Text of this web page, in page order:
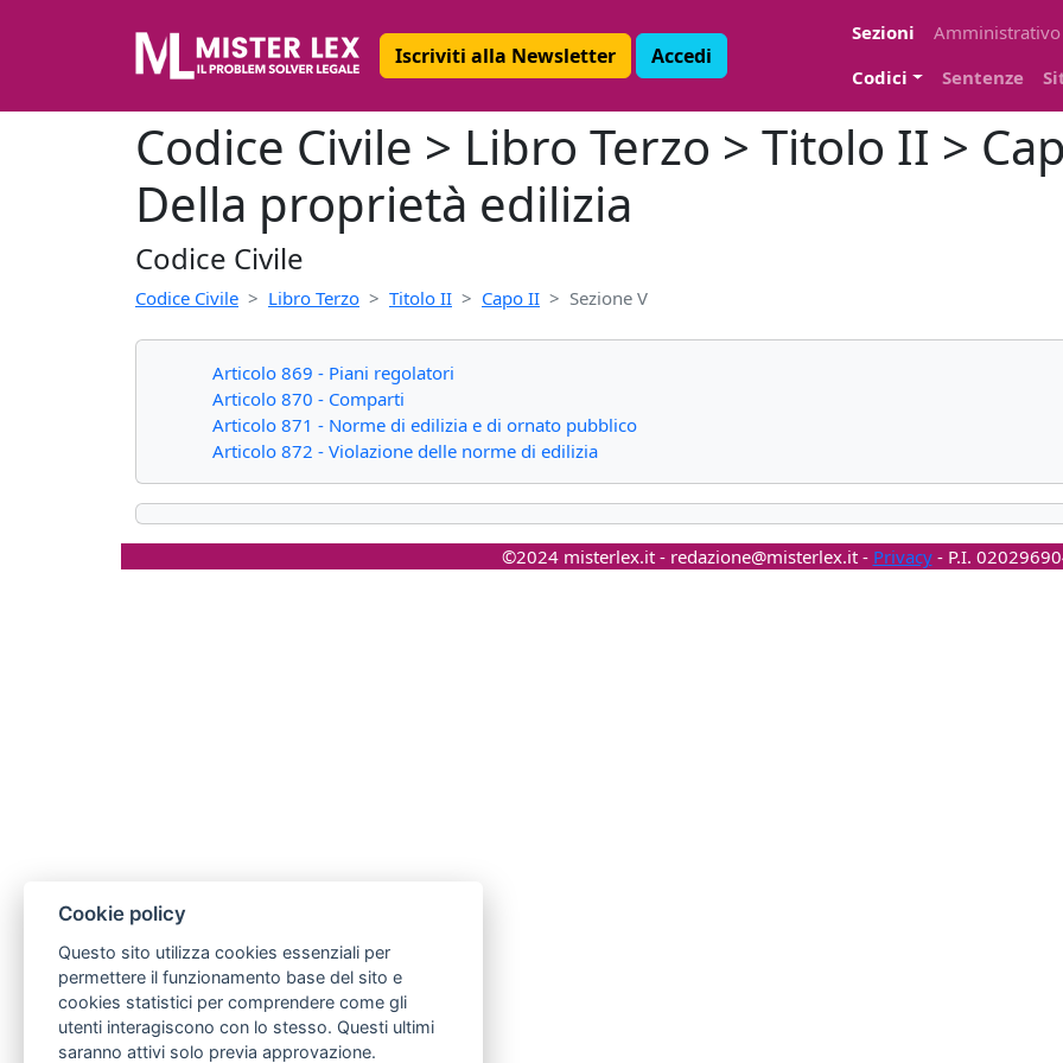
Iscriviti alla Newsletter Accedi
Sezioni
Amministrativo
Codici
Sentenze
Codice Civile > Libro Terzo > Titolo II >
Della proprietà edilizia
Codice Civile
Codice Civile Libro Terzo Titolo II Capo II Sezione V
Articolo 869 - Piani regolatori
Articolo 870 - Comparti
Articolo 871 - Norme di edilizia e di ornato pubblico
Articolo 872 - Violazione delle norme di edilizia
©2024 misterlex.it - redazione@misterlex.it- Privacy- P.I.
Cookie policy
Questo sito utilizza cookies essenziali per
permettere il funzionamento base del sito e
cookies statistici per comprendere come gli
utenti interagiscono con lo stesso. Questi ultimi
saranno attivi solo previa approvazione.